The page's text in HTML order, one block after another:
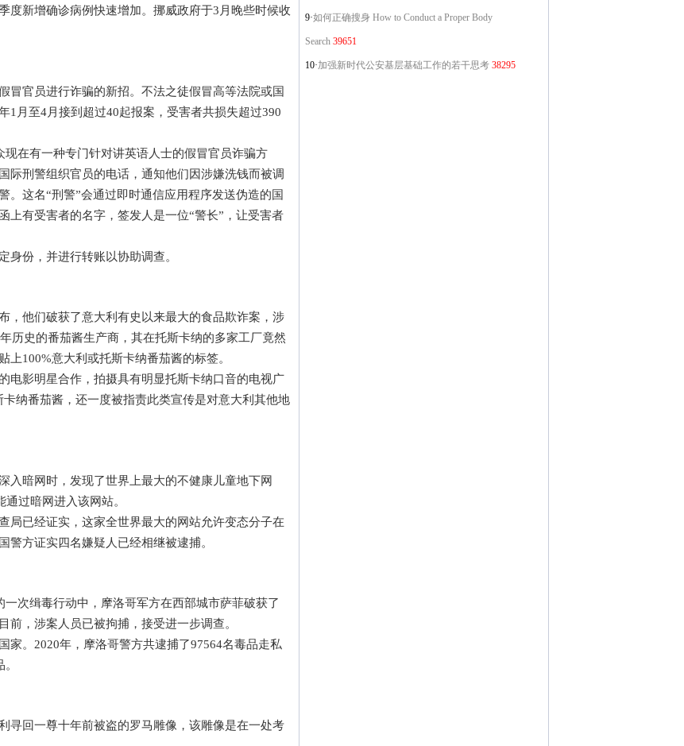
度新增确诊病例快速增加。挪威政府于3月晚些时候收
官员进行诈骗的新招。不法之徒假冒高等法院或国
1月至4月接到超过40起报案，受害者共损失超过390
在有一种专门针对讲英语人士的假冒官员诈骗方
际刑警组织官员的电话，通知他们因涉嫌洗钱而被调
。这名“刑警”会通过即时通信应用程序发送伪造的国
上有受害者的名字，签发人是一位“警长”，让受害者
份，并进行转账以协助调查。
他们破获了意大利有史以来最大的食品欺诈案，涉
历史的番茄酱生产商，其在托斯卡纳的多家工厂竟然
100%意大利或托斯卡纳番茄酱的标签。
影明星合作，拍摄具有明显托斯卡纳口音的电视广
纳番茄酱，还一度被指责此类宣传是对意大利其他地
暗网时，发现了世界上最大的不健康儿童地下网
过暗网进入该网站。
已经证实，这家全世界最大的网站允许变态分子在
方证实四名嫌疑人已经相继被逮捕。
缉毒行动中，摩洛哥军方在西部城市萨菲破获了
前，涉案人员已被拘捕，接受进一步调查。
。2020年，摩洛哥警方共逮捕了97564名毒品走私
回一尊十年前被盗的罗马雕像，该雕像是在一处考
9·如何正确搜身 How to Conduct a Proper Body
Search 39651
10·加强新时代公安基层基础工作的若干思考 38295